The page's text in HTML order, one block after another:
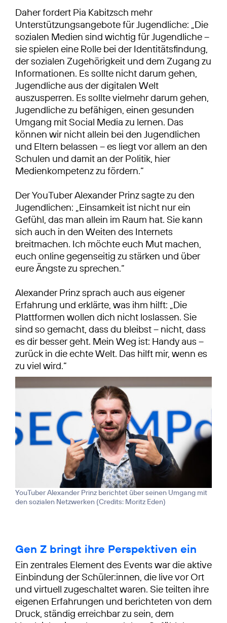
Daher fordert Pia Kabitzsch mehr
Unterstützungsangebote für Jugendliche: „Die
sozialen Medien sind wichtig für Jugendliche –
sie spielen eine Rolle bei der Identitätsfindung,
der sozialen Zugehörigkeit und dem Zugang zu
Informationen. Es sollte nicht darum gehen,
Jugendliche aus der digitalen Welt
auszusperren. Es sollte vielmehr darum gehen,
Jugendliche zu befähigen, einen gesunden
Umgang mit Social Media zu lernen. Das
können wir nicht allein bei den Jugendlichen
und Eltern belassen – es liegt vor allem an den
Schulen und damit an der Politik, hier
Medienkompetenz zu fördern.“
Der YouTuber Alexander Prinz sagte zu den
Jugendlichen: „Einsamkeit ist nicht nur ein
Gefühl, das man allein im Raum hat. Sie kann
sich auch in den Weiten des Internets
breitmachen. Ich möchte euch Mut machen,
euch online gegenseitig zu stärken und über
eure Ängste zu sprechen.“
Alexander Prinz sprach auch aus eigener
Erfahrung und erklärte, was ihm hilft: „Die
Plattformen wollen dich nicht loslassen. Sie
sind so gemacht, dass du bleibst – nicht, dass
es dir besser geht. Mein Weg ist: Handy aus –
zurück in die echte Welt. Das hilft mir, wenn es
zu viel wird.“
YouTuber Alexander Prinz berichtet über seinen Umgang mit
den sozialen Netzwerken (Credits: Moritz Eden)
Gen Z bringt ihre Perspektiven ein
Ein zentrales Element des Events war die aktive
Einbindung der Schüler:innen, die live vor Ort
und virtuell zugeschaltet waren. Sie teilten ihre
eigenen Erfahrungen und berichteten von dem
Druck, ständig erreichbar zu sein, dem